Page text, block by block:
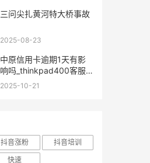
三问尖扎黄河特大桥事故
2025-08-23
中原信用卡逾期1天有影
响吗_thinkpad400客服
电话,dnf客服电话
2025-10-21
抖音涨粉
抖音培训
快速